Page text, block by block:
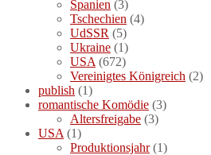
Spanien (3)
Tschechien (4)
UdSSR (5)
Ukraine (1)
USA (672)
Vereinigtes Königreich (2)
publish (1)
romantische Komödie (3)
Altersfreigabe (3)
USA (1)
Produktionsjahr(1)